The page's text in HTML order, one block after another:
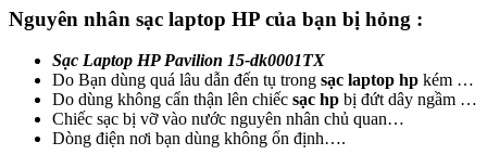
Nguyên nhân sạc laptop HP của bạn bị hỏng :
Sạc Laptop HP Pavilion 15-dk0001TX
Do Bạn dùng quá lâu dẫn đến tụ trong sạc laptop hp kém …
Do dùng không cẩn thận lên chiếc sạc hp bị đứt dây ngầm …
Chiếc sạc bị vỡ vào nước nguyên nhân chủ quan…
Dòng điện nơi bạn dùng không ổn định….